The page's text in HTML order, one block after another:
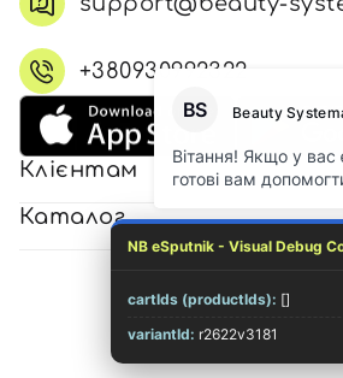
+380930992322
Клієнтам
Каталог
© 2026 Всі права
NB eSputnik - Visual Debug
cartIds (productIds): []
variantId: r2622v3181